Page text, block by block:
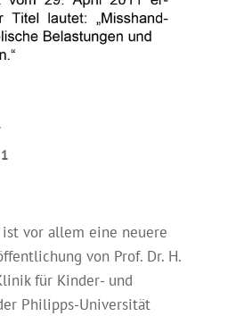
ist vor allem eine neuere
von Prof. Dr. H.
für Kinder- und
Philipps-Universität